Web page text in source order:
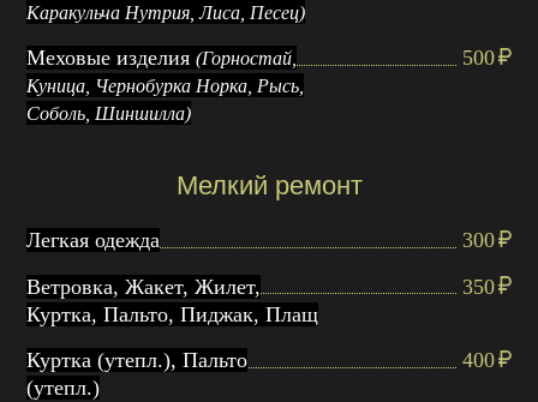
Каракульча Нутрия, Лиса, Песец)
Меховые изделия(Горностай,
Куница, Чернобурка Норка, Рысь,
Соболь, Шиншилла)
500
Мелкий ремонт
Легкая одежда
300
Ветровка, Жакет, Жилет,
Куртка, Пальто, Пиджак, Плащ
350
Куртка (утепл.), Пальто
(утепл.)
400